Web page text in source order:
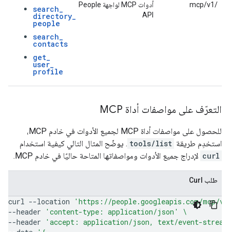
/mcp/v1
أدوات MCP لواجهة People
API
search_
directory_
people
search_
contacts
get_
user_
profile
التعرّف على مواصفات أداة MCP
للحصول على مواصفات أداة MCP لجميع الأدوات في خادم MCP،
استخدِم طريقة tools/list . يوضّح المثال التالي كيفية استخدام
curl لإدراج جميع الأدوات ومواصفاتها المتاحة حاليًا في خادم MCP.
طلب Curl
curl --location
'https://people.googleapis.com/mcp/
--header
'content-type: application/json'
\
--header
'accept: application/json, text/event-